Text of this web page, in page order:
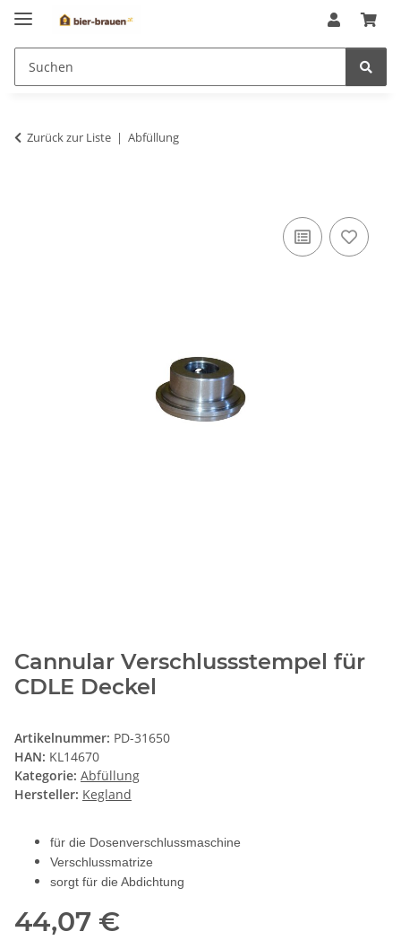
Zurück zur Liste Abfüllung
Cannular Verschlussstempel für
CDLE Deckel
Artikelnummer: PD-31650
HAN: KL14670
Kategorie: Abfüllung
Hersteller: Kegland
für die Dosenverschlussmaschine
Verschlussmatrize
sorgt für die Abdichtung
44,07 €